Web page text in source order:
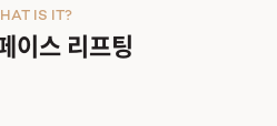
이스 리프팅
IS IT?